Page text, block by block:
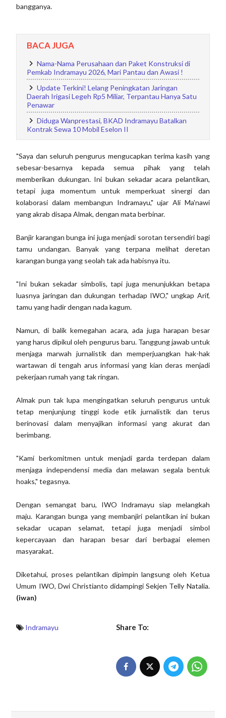
bangganya.
BACA JUGA
Nama-Nama Perusahaan dan Paket Konstruksi di
Pemkab Indramayu 2026, Mari Pantau dan Awasi !
Update Terkini! Lelang Peningkatan Jaringan
Daerah Irigasi Legeh Rp5 Miliar, Terpantau Hanya Satu
Penawar
Diduga Wanprestasi, BKAD Indramayu Batalkan
Kontrak Sewa 10 Mobil Eselon II
"Saya dan seluruh pengurus mengucapkan terima kasih yang
sebesar-besarnya kepada semua pihak yang telah
memberikan dukungan. Ini bukan sekadar acara pelantikan,
tetapi juga momentum untuk memperkuat sinergi dan
kolaborasi dalam membangun Indramayu," ujar Ali Ma'nawi
yang akrab disapa Almak, dengan mata berbinar.
Banjir karangan bunga ini juga menjadi sorotan tersendiri bagi
tamu undangan. Banyak yang terpana melihat deretan
karangan bunga yang seolah tak ada habisnya itu.
"Ini bukan sekadar simbolis, tapi juga menunjukkan betapa
luasnya jaringan dan dukungan terhadap IWO," ungkap Arif,
tamu yang hadir dengan nada kagum.
Namun, di balik kemegahan acara, ada juga harapan besar
yang harus dipikul oleh pengurus baru. Tanggung jawab untuk
menjaga marwah jurnalistik dan memperjuangkan hak-hak
wartawan di tengah arus informasi yang kian deras menjadi
pekerjaan rumah yang tak ringan.
Almak pun tak lupa mengingatkan seluruh pengurus untuk
tetap menjunjung tinggi kode etik jurnalistik dan terus
berinovasi dalam menyajikan informasi yang akurat dan
berimbang.
"Kami berkomitmen untuk menjadi garda terdepan dalam
menjaga independensi media dan melawan segala bentuk
hoaks," tegasnya.
Dengan semangat baru, IWO Indramayu siap melangkah
maju. Karangan bunga yang membanjiri pelantikan ini bukan
sekadar ucapan selamat, tetapi juga menjadi simbol
kepercayaan dan harapan besar dari berbagai elemen
masyarakat.
Diketahui, proses pelantikan dipimpin langsung oleh Ketua
Umum IWO, Dwi Christianto didampingi Sekjen Telly Natalia.
(iwan)
Indramayu Share To: